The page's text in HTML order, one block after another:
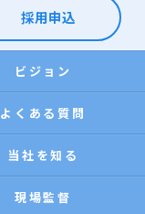
採用申込
ビジョン
よくある質問
当社を知る
現場監督